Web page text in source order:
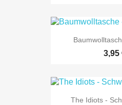
3,95
The Idiots -